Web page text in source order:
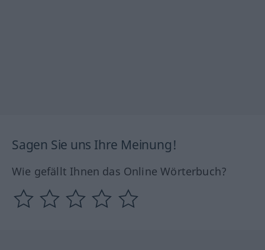
Sagen Sie uns Ihre Meinung!
Wie gefällt Ihnen das Online Wörterbuch?